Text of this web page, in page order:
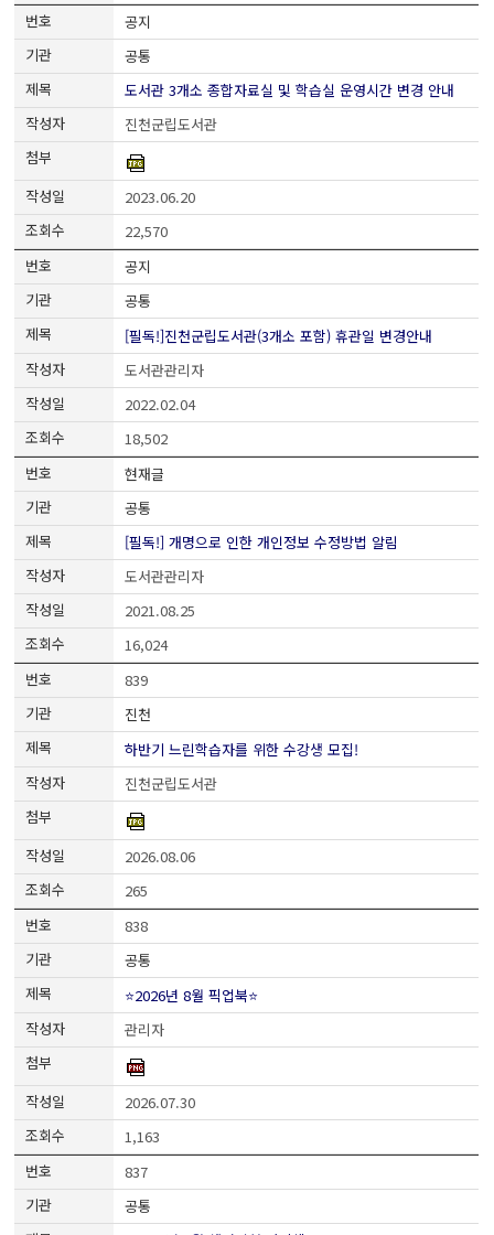
공지
공통
도서관 3개소 종합자료실 및 학습실 운영시간 변경 안내
진천군립도서관
2023.06.20
22,570
공지
공통
[필독!]진천군립도서관(3개소 포함) 휴관일 변경안내
도서관관리자
2022.02.04
18,502
현재글
공통
[필독!] 개명으로 인한 개인정보 수정방법 알림
도서관관리자
2021.08.25
16,024
839
진천
하반기 느린학습자를 위한 수강생 모집!
진천군립도서관
2026.08.06
265
838
공통
⭐2026년 8월 픽업북⭐
관리자
2026.07.30
1,163
837
공통